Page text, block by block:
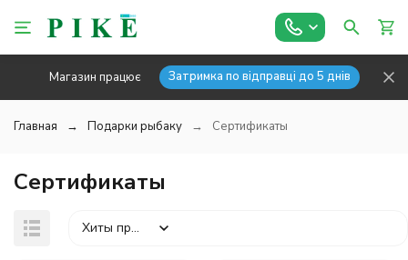
Магазин працює Затримка по відправці до 5 днів
Главная Подарки рыбаку Сертификаты
Сертификаты
Хиты продаж